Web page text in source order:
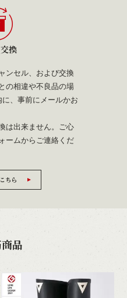
換
ンセル、および交換
の相違や不良品の場
、事前にメールかお
は出来ません。ご心
ームからご連絡くだ
ちら
品